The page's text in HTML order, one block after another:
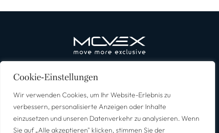
Cookie-Einstellungen
Wir verwenden Cookies, um Ihr Website-Erlebnis zu
verbessern, personalisierte Anzeigen oder Inhalte
einzusetzen und unseren Datenverkehr zu analysieren. Wenn
Sie auf „Alle akzeptieren" klicken, stimmen Sie der
Erlebnisreisen Reiseziele
Newsletter Anmeldung Impressum Datenschutz